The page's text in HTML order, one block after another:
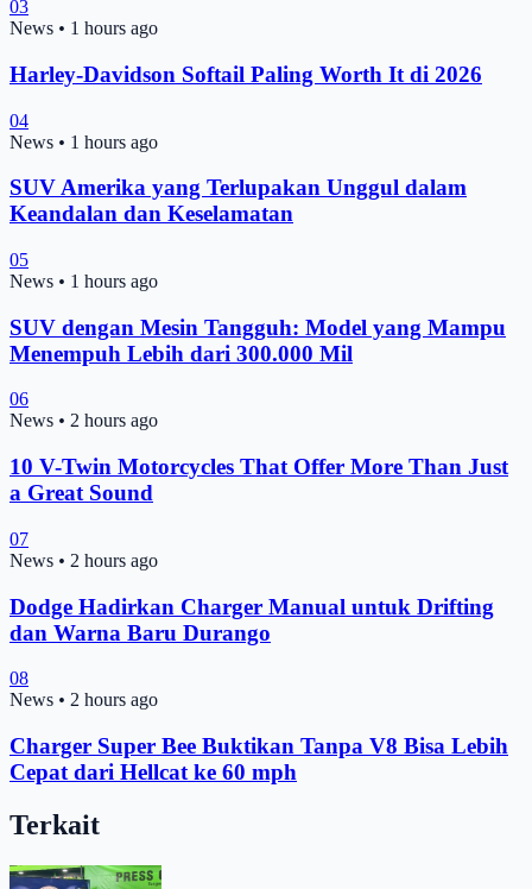
03
News • 1 hours ago
Harley-Davidson Softail Paling Worth It di 2026
04
News • 1 hours ago
SUV Amerika yang Terlupakan Unggul dalam
Keandalan dan Keselamatan
05
News • 1 hours ago
SUV dengan Mesin Tangguh: Model yang Mampu
Menempuh Lebih dari 300.000 Mil
06
News • 2 hours ago
10 V-Twin Motorcycles That Offer More Than Just
a Great Sound
07
News • 2 hours ago
Dodge Hadirkan Charger Manual untuk Drifting
dan Warna Baru Durango
08
News • 2 hours ago
Charger Super Bee Buktikan Tanpa V8 Bisa Lebih
Cepat dari Hellcat ke 60 mph
Terkait